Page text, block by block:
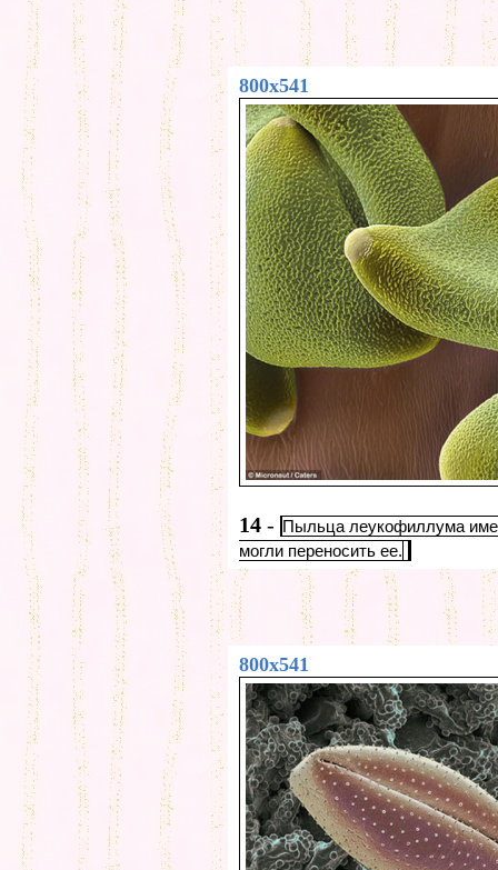
800x541
14 - Пыльца леукофиллума
могли переносить ее.
800x541